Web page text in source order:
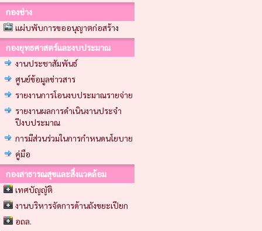
กองช่าง
แผ่บพับการขออนุญาตก่อสร้าง
กองยุทธศาสตร์และงบประมาณ
งานประชาสัมพันธ์
ศูนย์ข้อมูลข่าวสาร
รายงานการโอนงบประมาณรายจ่าย
รายงานผลการดำเนินงานประจำ
ปีงบประมาณ
การมีส่วนร่วมในการกำหนดนโยบาย
คู่มือ
กองสาธารณสุขและสิ่งแวดล้อม
เทศบัญญัติ
งานบริหารจัดการด้านถังขยะเปียก
อถล.